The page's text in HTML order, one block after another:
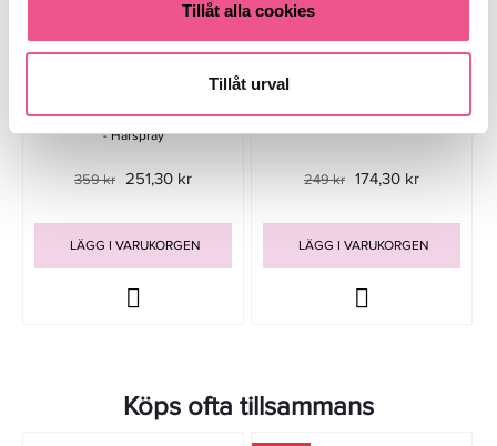
Tillåt alla cookies
Tillåt urval
Label.m Fashion Edition
- Hårspray
359 kr 251,30 kr
LÄGG I VARUKORGEN
Goldwell Stylesign Dry Texture
249 kr 174,30 kr
LÄGG I VARUKORGEN
Köps ofta tillsammans